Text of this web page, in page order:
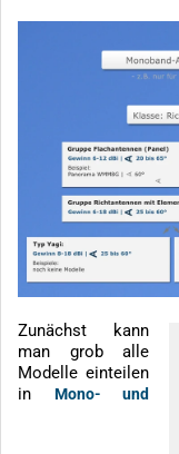
Zunächst kann
man grob alle
Modelle einteilen
in Mono- und